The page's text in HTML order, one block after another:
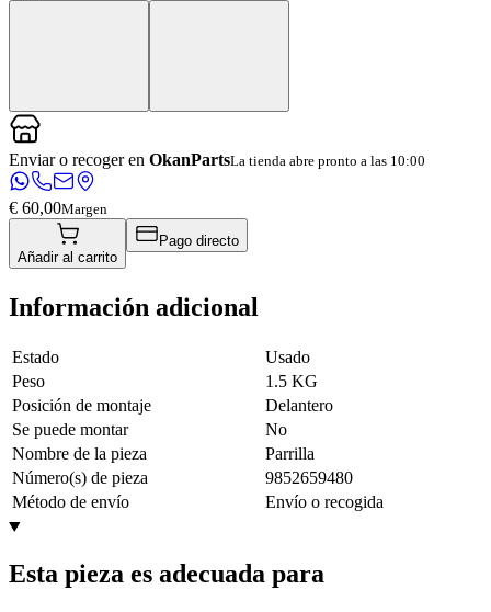
Enviar o recoger en OkanPartsLa tienda abre pronto a las 10:00
€ 60,00Margen
Añadir al carrito
Pago directo
Información adicional
Estado
Usado
Peso
1.5 KG
Posición de montaje
Delantero
Se puede montar
No
Nombre de la pieza
Parrilla
Número(s) de pieza
9852659480
Método de envío
Envío o recogida
Esta pieza es adecuada para